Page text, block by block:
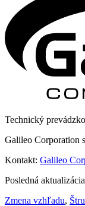
Technický
Galileo Corporation
Kontakt: Galileo
Posledná
Zmena vzhľadu,